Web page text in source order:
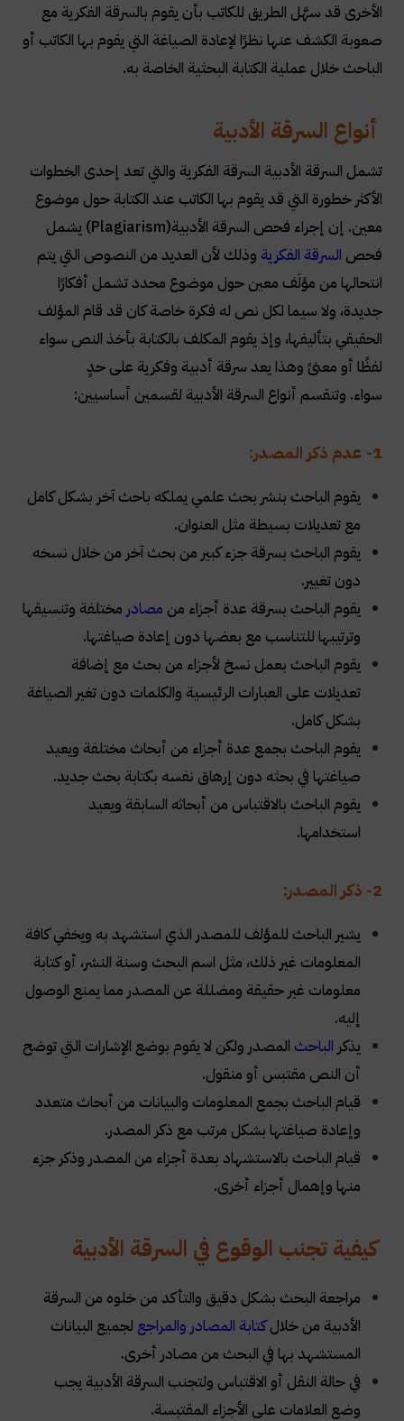
الأخرى قد سهَّل الطريق للكاتب بأن يقوم بالسرقة الفكرية مع
صعوبة الكشف عنها نظرًا لإعادة الصياغة التي يقوم بها الكاتب أو
الباحث خلال عملية الكتابة البحثية الخاصة به.
أنواع السرقة الأدبية
تشمل السرقة الأدبية السرقة الفكرية والتي تعد إحدى الخطوات
الأكثر خطورة التي قد يقوم بها الكاتب عند الكتابة حول موضوع
معين. إن إجراء فحص السرقة الأدبية(Plagiarism) يشمل
فحص السرقة الفكرية وذلك لأن العديد من النصوص التي يتم
انتحالها من مؤلَف معين حول موضوع محدد تشمل أفكارًا
جديدة، ولا سيما لكل نص له فكرة خاصة كان قد قام المؤلف
الحقيقي بتأليفها، وإذ يقوم المكلف بالكتابة بأخذ النص سواء
لفظًا أو معنىً وهذا يعد سرقة أدبية وفكرية على حدٍ
سواء. وتنقسم أنواع السرقة الأدبية لقسمين أساسيين:
1- عدم ذكر المصدر:
يقوم الباحث بنشر بحث علمي يملكه باحث آخر بشكل كامل
مع تعديلات بسيطة مثل العنوان.
يقوم الباحث بسرقة جزء كبير من بحث آخر من خلال نسخه
دون تغيير.
يقوم الباحث بسرقة عدة أجزاء من مصادر مختلفة وتنسيقها
وترتيبها للتناسب مع بعضها دون إعادة صياغتها.
يقوم الباحث بعمل نسخ لأجزاء من بحث مع إضافة
تعديلات على العبارات الرئيسية والكلمات دون تغير الصياغة
بشكل كامل.
يقوم الباحث بجمع عدة أجزاء من أبحاث مختلفة ويعيد
صياغتها في بحثه دون إرهاق نفسه بكتابة بحث جديد.
يقوم الباحث بالاقتباس من أبحاثه السابقة ويعيد
استخدامها.
2- ذكر المصدر:
يشير الباحث للمؤلف للمصدر الذي استشهد به ويخفي كافة
المعلومات غير ذلك، مثل اسم البحث وسنة النشر، أو كتابة
معلومات غير حقيقة ومضللة عن المصدر مما يمنع الوصول
إليه.
يذكر الباحث المصدر ولكن لا يقوم بوضع الإشارات التي توضح
أن النص مقتبس أو منقول.
قيام الباحث بجمع المعلومات والبيانات من أبحاث متعدد
وإعادة صياغتها بشكل مرتب مع ذكر المصدر.
قيام الباحث بالاستشهاد بعدة أجزاء من المصدر وذكر جزء
منها وإهمال أجزاء أخرى.
كيفية تجنب الوقوع في السرقة الأدبية
مراجعة البحث بشكل دقيق والتأكد من خلوه من السرقة
الأدبية من خلالكتابة المصادر والمراجع لجميع البيانات
المستشهد بها في البحث من مصادر أخرى.
في حالة النقل أو الاقتباس ولتجنب السرقة الأدبية يجب
وضع العلامات على الأجزاء المقتبسة.